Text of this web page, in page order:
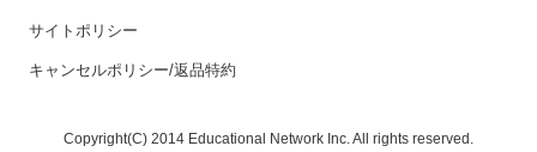
サイトポリシー
キャンセルポリシー/返品特約
Copyright(C) 2014 Educational Network Inc. All rights reserved.